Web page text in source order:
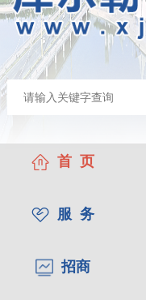
首 页
服 务
招商